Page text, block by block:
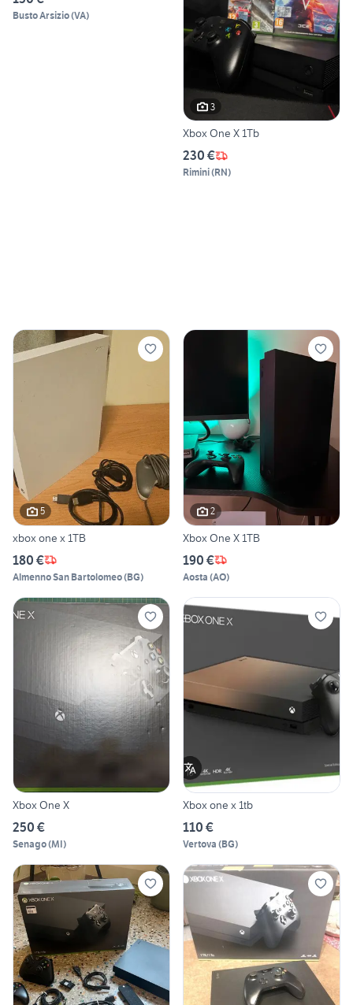
Busto Arsizio(VA)
3
Xbox One X 1Tb
230 €
Rimini(RN)
5
xbox one x 1TB
180 €
Almenno San Bartolomeo(BG)
2
Xbox One X 1TB
190 €
Aosta (AO)
Xbox One X
250 €
Senago(MI)
Xbox one x 1tb
110 €
Vertova (BG)